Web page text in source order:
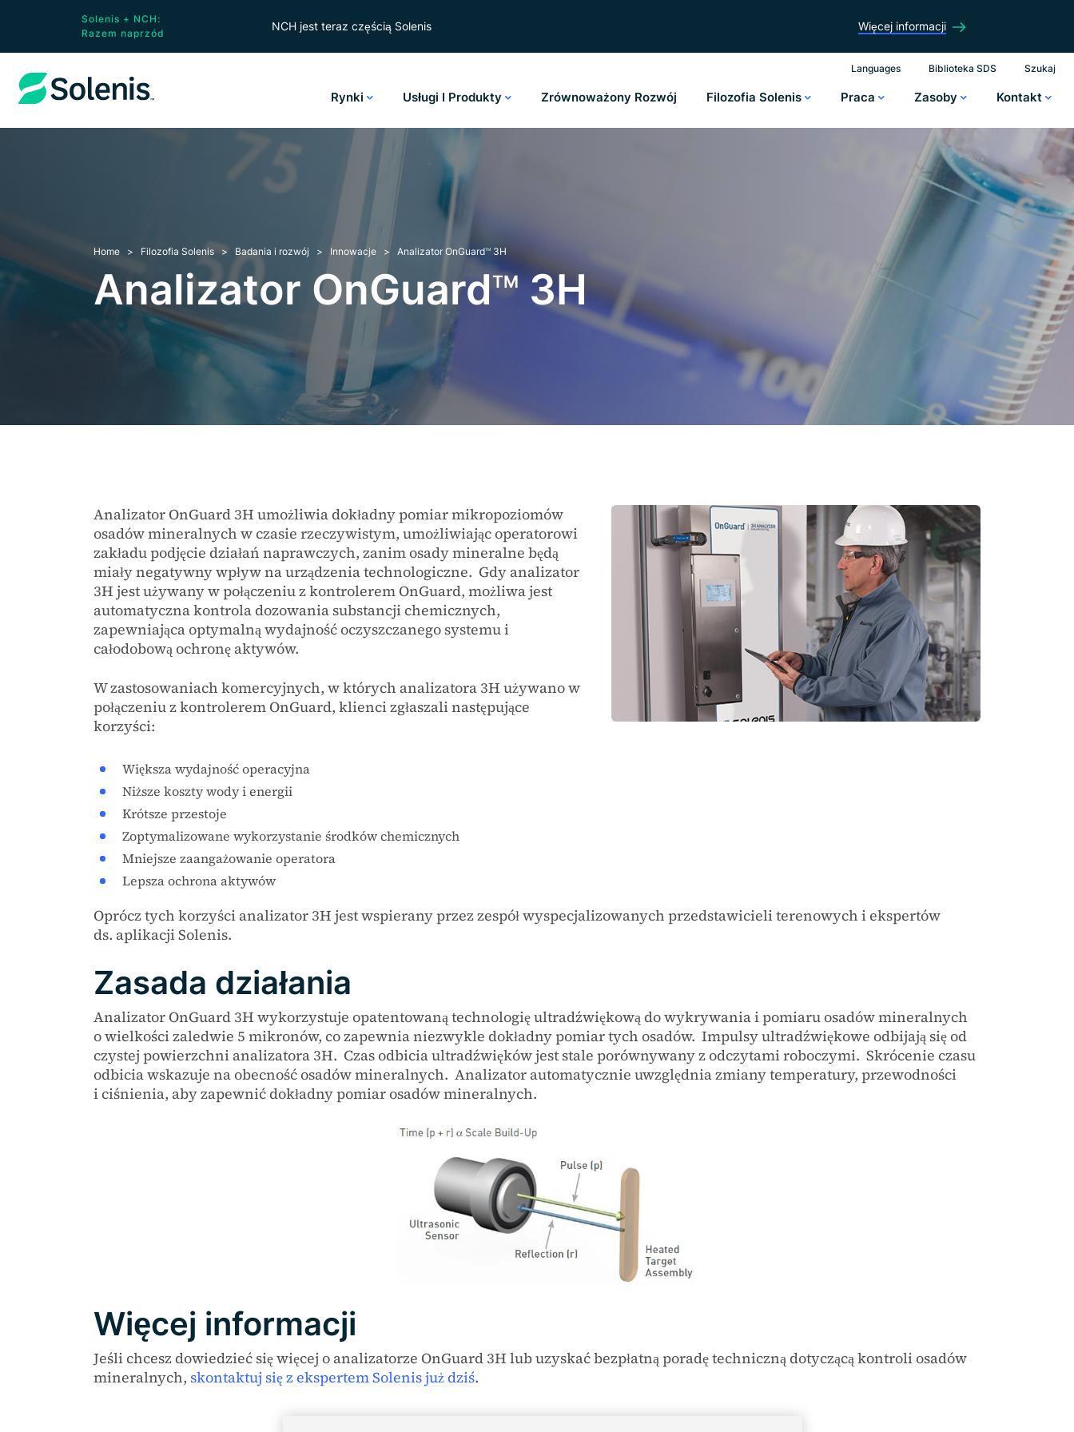
Solenis + NCH:
Razem naprzód
NCH jest teraz częścią Solenis Więcej informacji
Languages Biblioteka SDS Szukaj
Rynki Usługi I Produkty Zrównoważony Rozwój Filozofia Solenis Praca Zasoby Kontakt
Home Filozofia Solenis Badania i rozwój Innowacje Analizator OnGuardTM 3H
Analizator OnGuardTM3H
Analizator OnGuard 3H umożliwia dokładny pomiar mikropoziomów
osadów mineralnych w czasie rzeczywistym, umożliwiając operatorowi
zakładu podjęcie działań naprawczych, zanim osady mineralne będą
miały negatywny wpływ na urządzenia technologiczne. Gdy analizator
3H jest używany w połączeniu z kontrolerem OnGuard, możliwa jest
automatyczna kontrola dozowania substancji chemicznych,
zapewniająca optymalną wydajność oczyszczanego systemu i
całodobową ochronę aktywów.
W zastosowaniach komercyjnych, w których analizatora 3H używano w
połączeniu z kontrolerem OnGuard, klienci zgłaszali następujące
korzyści:
Większa wydajność operacyjna
Niższe koszty wody i energii
Krótsze przestoje
Zoptymalizowane wykorzystanie środków chemicznych
Mniejsze zaangażowanie operatora
Lepsza ochrona aktywów
Oprócz tych korzyści analizator 3H jest wspierany przez zespół wyspecjalizowanych przedstawicieli terenowych i ekspertów
ds. aplikacji Solenis.
Zasada działania
Analizator OnGuard 3H wykorzystuje opatentowaną technologię ultradźwiękową do wykrywania i pomiaru osadów mineralnych
o wielkości zaledwie 5 mikronów, co zapewnia niezwykle dokładny pomiar tych osadów. Impulsy ultradźwiękowe odbijają się od
czystej powierzchni analizatora 3H. Czas odbicia ultradźwięków jest stale porównywany z odczytami roboczymi. Skrócenie czasu
odbicia wskazuje na obecność osadów mineralnych. Analizator automatycznie uwzględnia zmiany temperatury, przewodności
i ciśnienia, aby zapewnić dokładny pomiar osadów mineralnych.
Więcej informacji
Jeśli chcesz dowiedzieć się więcej o analizatorze OnGuard 3H lub uzyskać bezpłatną poradę techniczną dotyczącą kontroli osadów
mineralnych, skontaktuj się z ekspertem Solenis już dziś.